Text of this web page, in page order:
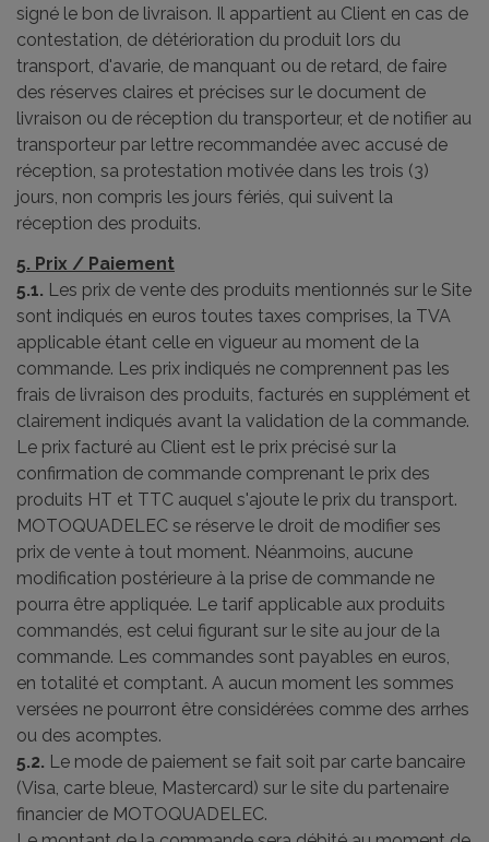
signé le bon de livraison. Il appartient au Client en cas de
contestation, de détérioration du produit lors du
transport, d'avarie, de manquant ou de retard, de faire
des réserves claires et précises sur le document de
livraison ou de réception du transporteur, et de notifier au
transporteur par lettre recommandée avec accusé de
réception, sa protestation motivée dans les trois (3)
jours, non compris les jours fériés, qui suivent la
réception des produits.
5. Prix / Paiement
5.1. Les prix de vente des produits mentionnés sur le Site
sont indiqués en euros toutes taxes comprises, la TVA
applicable étant celle en vigueur au moment de la
commande. Les prix indiqués ne comprennent pas les
frais de livraison des produits, facturés en supplément et
clairement indiqués avant la validation de la commande.
Le prix facturé au Client est le prix précisé sur la
confirmation de commande comprenant le prix des
produits HT et TTC auquel s'ajoute le prix du transport.
MOTOQUADELEC se réserve le droit de modifier ses
prix de vente à tout moment. Néanmoins, aucune
modification postérieure à la prise de commande ne
pourra être appliquée. Le tarif applicable aux produits
commandés, est celui figurant sur le site au jour de la
commande. Les commandes sont payables en euros,
en totalité et comptant. A aucun moment les sommes
versées ne pourront être considérées comme des arrhes
ou des acomptes.
5.2. Le mode de paiement se fait soit par carte bancaire
(Visa, carte bleue, Mastercard) sur le site du partenaire
financier de MOTOQUADELEC.